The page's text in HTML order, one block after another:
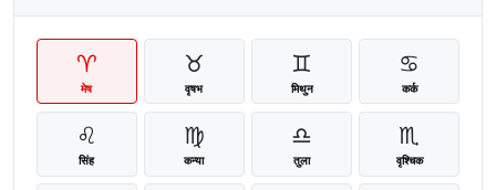
♈
मेष
♉
वृषभ
♊
मिथुन
♋
कर्क
♌
सिंह
♍
कन्या
♎
तुला
♏
वृश्चिक